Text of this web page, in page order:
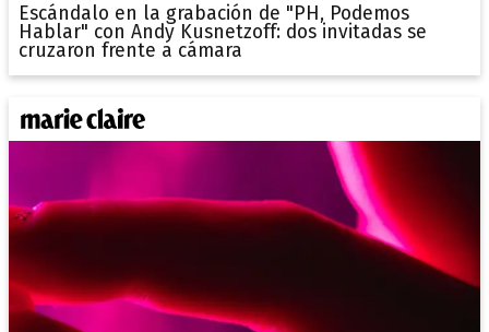
Escándalo en la grabación de "PH, Podemos
Hablar" con Andy Kusnetzoff: dos invitadas se
cruzaron frente a cámara